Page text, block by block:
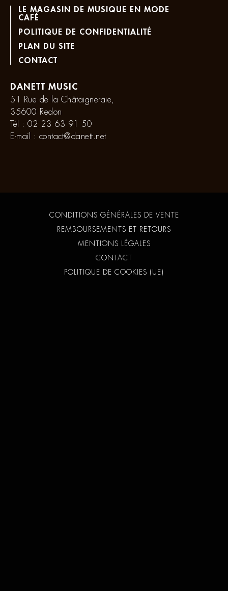
LE MAGASIN DE MUSIQUE EN MODE
CAFÉ
POLITIQUE DE CONFIDENTIALITÉ
PLAN DU SITE
CONTACT
DANETT MUSIC
51 Rue de la Châtaigneraie,
35600 Redon
Tél : 02 23 63 91 50
E-mail : contact@danett.net
CONDITIONS GÉNÉRALES DE VENTE
REMBOURSEMENTS ET RETOURS
MENTIONS LÉGALES
CONTACT
POLITIQUE DE COOKIES (UE)